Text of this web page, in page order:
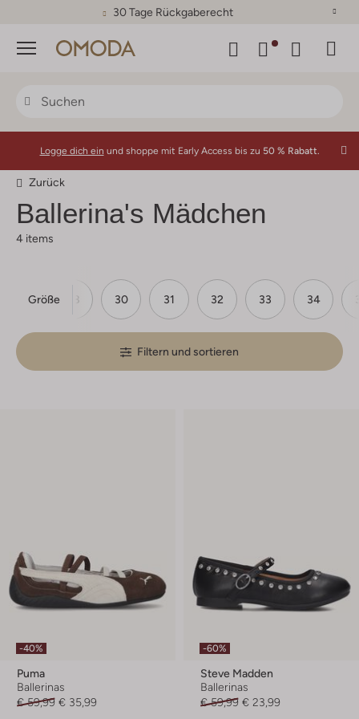
30 Tage Rückgaberecht
Menü
Logge dich ein und shoppe mit Early Access bis zu 50 % Rabatt.
Zurück
Ballerina's Mädchen
4 items
Größe 28 30 31 32 33 34
Filtern und sortieren
-40%
Puma
Ballerinas
€ 59,99 € 35,99
-60%
Steve Madden
Ballerinas
€ 59,99 € 23,99